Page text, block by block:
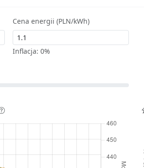
Cena energii (PLN/kWh)
Inflacja:0%